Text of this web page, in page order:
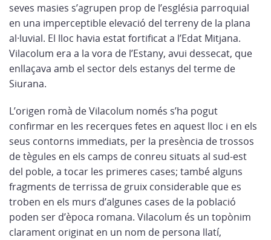
seves masies s’agrupen prop de l’església parroquial
en una imperceptible elevació del terreny de la plana
al·luvial. El lloc havia estat fortificat a l’Edat Mitjana.
Vilacolum era a la vora de l’Estany, avui dessecat, que
enllaçava amb el sector dels estanys del terme de
Siurana.
L’origen romà de Vilacolum només s’ha pogut
confirmar en les recerques fetes en aquest lloc i en els
seus contorns immediats, per la presència de trossos
de tègules en els camps de conreu situats al sud-est
del poble, a tocar les primeres cases; també alguns
fragments de terrissa de gruix considerable que es
troben en els murs d’algunes cases de la població
poden ser d’època romana. Vilacolum és un topònim
clarament originat en un nom de persona llatí,